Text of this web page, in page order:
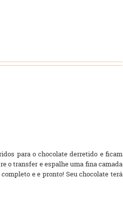
para o chocolate derretido e ficam
o transfer e espalhe uma fina camada
e e pronto! Seu chocolate terá